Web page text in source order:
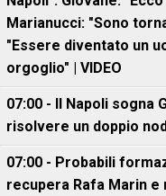
Marianucci: "Sono
"Essere diventato un
orgoglio" | VIDEO
07:00 - Il Napoli sogna
risolvere un doppio
07:00 - Probabili
recupera Rafa Marin e